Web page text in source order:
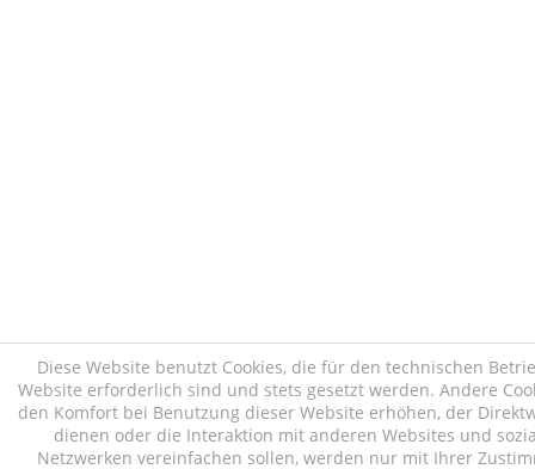
Diese Website benutzt Cookies, die für den technischen
Website erforderlich sind und stets gesetzt werden. Andere
den Komfort bei Benutzung dieser Website erhöhen, der
dienen oder die Interaktion mit anderen Websites und
Netzwerken vereinfachen sollen, werden nur mit Ihrer